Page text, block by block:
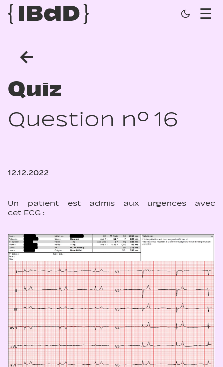
←
Quiz
Question n° 16
12.12.2022
Un patient est admis aux urgences avec
cet ECG :